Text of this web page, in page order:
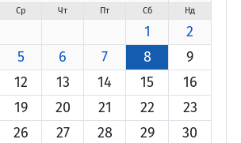
Ср Чт Пт Сб Нд
1
2
5 6 7 8
9
12 13 14 15
16
19 20 21 22
23
26 27 28 29
30